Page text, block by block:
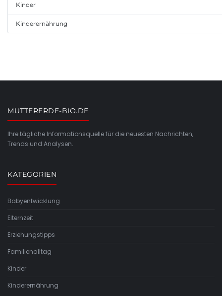
Kinder
Kinderernährung
MUTTERERDE-BIO.DE
Ihre tägliche Informationsquelle für die neuesten Nachrichten,
Trends und Analysen.
KATEGORIEN
Babyentwicklung
Elternzeit
Erziehungstipps
Familienalltag
Kinder
Kinderernährung